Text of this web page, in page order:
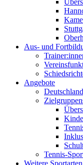
Aus- und
Angebote
Tennis-
Weitere Sportarten